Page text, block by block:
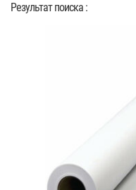
Результат поиска :